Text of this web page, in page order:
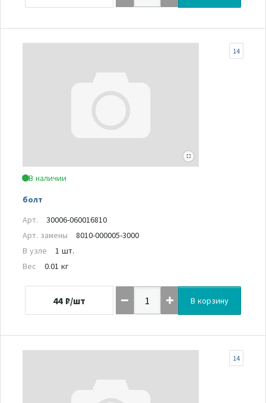
В наличии
болт
14
Арт.
30006-060016810
Арт. замены
8010-000005-3000
В узле
1 шт.
Вес
0.01 кг
44 ₽/шт В корзину
14